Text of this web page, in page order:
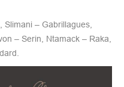
– Gabrillagues,
– Serin, Ntamack – Raka,